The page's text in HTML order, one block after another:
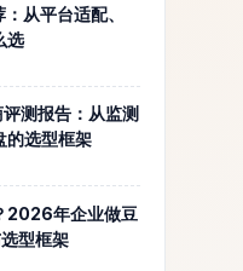
从平台适配、
选
测报告：从监测
的选型框架
2026年企业做豆
型框架